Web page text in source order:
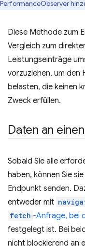
PerformanceObserver
Diese Methode zum
Vergleich zum
Leistungseinträge
vorzuziehen, um den
belasten, die keinen
Zweck erfüllen.
Daten an
Sobald Sie alle
haben, können Sie
Endpunkt senden.
entweder mit
fetch -Anfrage, bei
festgelegt ist. Bei
nicht blockierend an